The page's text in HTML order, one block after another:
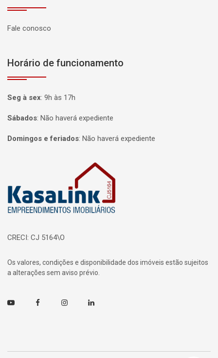
Fale conosco
Horário de funcionamento
Seg à sex: 9h às 17h
Sábados: Não haverá expediente
Domingos e feriados: Não haverá expediente
CRECI: CJ 5164\O
Os valores, condições e disponibilidade dos imóveis estão sujeitos
a alterações sem aviso prévio.
Youtube FacebookInstagramLinkedin